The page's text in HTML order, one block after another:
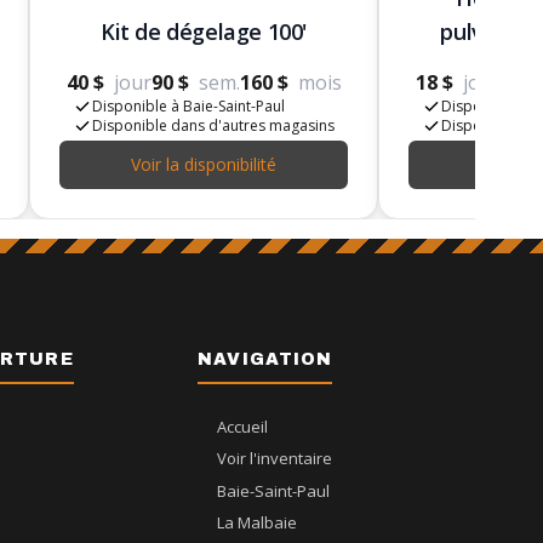
Kit de dégelage 100'
40 $ jour90 $ sem.160 $ mois
Disponible à Baie-Saint-Paul
Disponible dans d'autres magasins
Voir la disponibilité
18 $ jour
Disponible à
Disponible
NAVIGATION
Accueil
Voir l'inventaire
Baie-Saint-Paul
La Malbaie